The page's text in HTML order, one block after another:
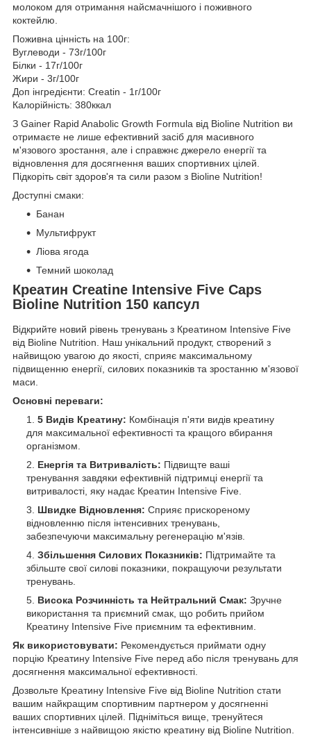
молоком для отримання найсмачнішого і поживного
коктейлю.
Поживна цінність на 100г:
Вуглеводи - 73г/100г
Білки - 17г/100г
Жири - 3г/100г
Доп інгредієнти: Creatin - 1г/100г
Калорійність: 380ккал
З Gainer Rapid Anabolic Growth Formula від Bioline Nutrition ви
отримаєте не лише ефективний засіб для масивного
м'язового зростання, але і справжнє джерело енергії та
відновлення для досягнення ваших спортивних цілей.
Підкоріть світ здоров'я та сили разом з Bioline Nutrition!
Доступні смаки:
Банан
Мультифрукт
Ліова ягода
Темний шоколад
Креатин Creatine Intensive Five Caps
Bioline Nutrition 150 капсул
Відкрийте новий рівень тренувань з Креатином Intensive Five
від Bioline Nutrition. Наш унікальний продукт, створений з
найвищою увагою до якості, сприяє максимальному
підвищенню енергії, силових показників та зростанню м'язової
маси.
Основні переваги:
5 Видів Креатину: Комбінація п'яти видів креатину
для максимальної ефективності та кращого вбирання
організмом.
Енергія та Витривалість: Підвищте ваші
тренування завдяки ефективній підтримці енергії та
витривалості, яку надає Креатин Intensive Five.
Швидке Відновлення: Сприяє прискореному
відновленню після інтенсивних тренувань,
забезпечуючи максимальну регенерацію м'язів.
Збільшення Силових Показників: Підтримайте та
збільште свої силові показники, покращуючи результати
тренувань.
Висока Розчинність та Нейтральний Смак: Зручне
використання та приємний смак, що робить прийом
Креатину Intensive Five приємним та ефективним.
Як використовувати: Рекомендується приймати одну
порцію Креатину Intensive Five перед або після тренувань для
досягнення максимальної ефективності.
Дозвольте Креатину Intensive Five від Bioline Nutrition стати
вашим найкращим спортивним партнером у досягненні
ваших спортивних цілей. Підніміться вище, тренуйтеся
інтенсивніше з найвищою якістю креатину від Bioline Nutrition.